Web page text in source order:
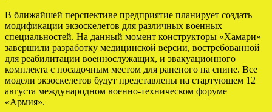
В ближайшей перспективе предприятие планирует создать
модификации экзоскелетов для различных военных
специальностей. На данный момент конструкторы «Хамари»
завершили разработку медицинской версии, востребованной
для реабилитации военнослужащих, и эвакуационного
комплекта с посадочным местом для раненого на спине. Все
модели экзоскелетов будут представлены на стартующем 12
августа международном военно-техническом форуме
«Армия».